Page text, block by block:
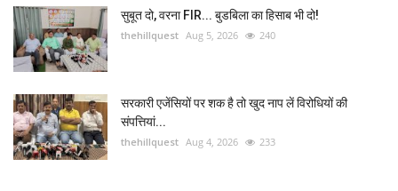
सुबूत दो, वरना FIR... बुडबिला का हिसाब भी दो!
thehillquest Aug 5, 2026 240
सरकारी एजेंसियों पर शक है तो खुद नाप लें विरोधियों की
संपत्तियां...
thehillquest Aug 4, 2026 233